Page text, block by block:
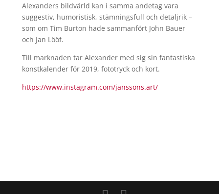
Alexanders bildvärld kan i samma andetag vara
suggestiv, humoristisk, stämningsfull och detaljrik –
som om Tim Burton hade sammanfört John Bauer
och Jan Lööf.
Till marknaden tar Alexander med sig sin fantastiska
konstkalender för 2019, fototryck och kort.
https://www.instagram.com/janssons.art/